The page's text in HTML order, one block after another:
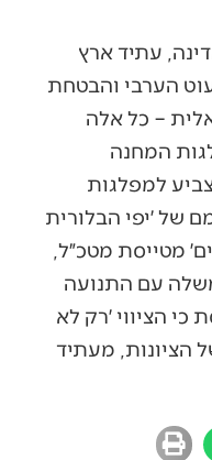
עתיד ארץ
הערבי והבטחת
– כל אלה
המחנה
למפלגות
של ׳יפי הבלורית
מטייסת מטכ״ל,
עם התנועה
כי הציווי ׳רק לא
הציונות, מעתיד